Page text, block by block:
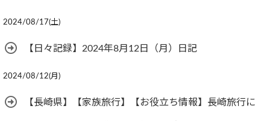
2024/08/17(土)
【日々記録】2024年8月12日（月）日記
2024/08/12(月)
【長崎県】【家族旅行】【お役立ち情報】長崎旅行に